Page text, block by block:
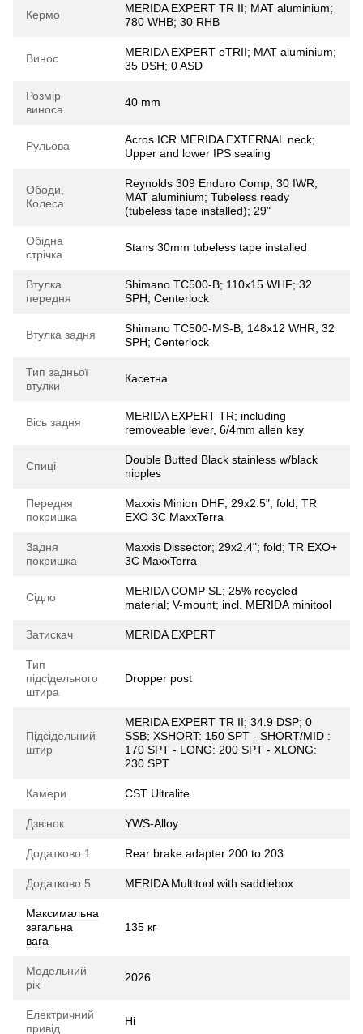
Кермо
MERIDA EXPERT TR II; MAT aluminium;
780 WHB; 30 RHB
Винос
MERIDA EXPERT eTRII; MAT aluminium;
35 DSH; 0 ASD
Розмір
виноса
40 mm
Рульова
Acros ICR MERIDA EXTERNAL neck;
Upper and lower IPS sealing
Ободи,
Колеса
Reynolds 309 Enduro Comp; 30 IWR;
MAT aluminium; Tubeless ready
(tubeless tape installed); 29"
Обідна
стрічка
Stans 30mm tubeless tape installed
Втулка
передня
Shimano TC500-B; 110x15 WHF; 32
SPH; Centerlock
Втулка задня
Shimano TC500-MS-B; 148x12 WHR; 32
SPH; Centerlock
Тип задньої
втулки
Касетна
Вісь задня
MERIDA EXPERT TR; including
removeable lever, 6/4mm allen key
Спиці
Double Butted Black stainless w/black
nipples
Передня
покришка
Maxxis Minion DHF; 29x2.5"; fold; TR
EXO 3C MaxxTerra
Задня
покришка
Maxxis Dissector; 29x2.4"; fold; TR EXO+
3C MaxxTerra
Сідло
MERIDA COMP SL; 25% recycled
material; V-mount; incl. MERIDA minitool
Затискач MERIDA EXPERT
Тип
підсідельного
штира
Dropper post
Підсідельний
штир
MERIDA EXPERT TR II; 34.9 DSP; 0
SSB; XSHORT: 150 SPT - SHORT/MID :
170 SPT - LONG: 200 SPT - XLONG:
230 SPT
Камери CST Ultralite
Дзвінок YWS-Alloy
Додатково 1 Rear brake adapter 200 to 203
Додатково 5 MERIDA Multitool with saddlebox
Максимальна
загальна
вага
135 кг
Модельний
рік
2026
Електричний
привід
Ні